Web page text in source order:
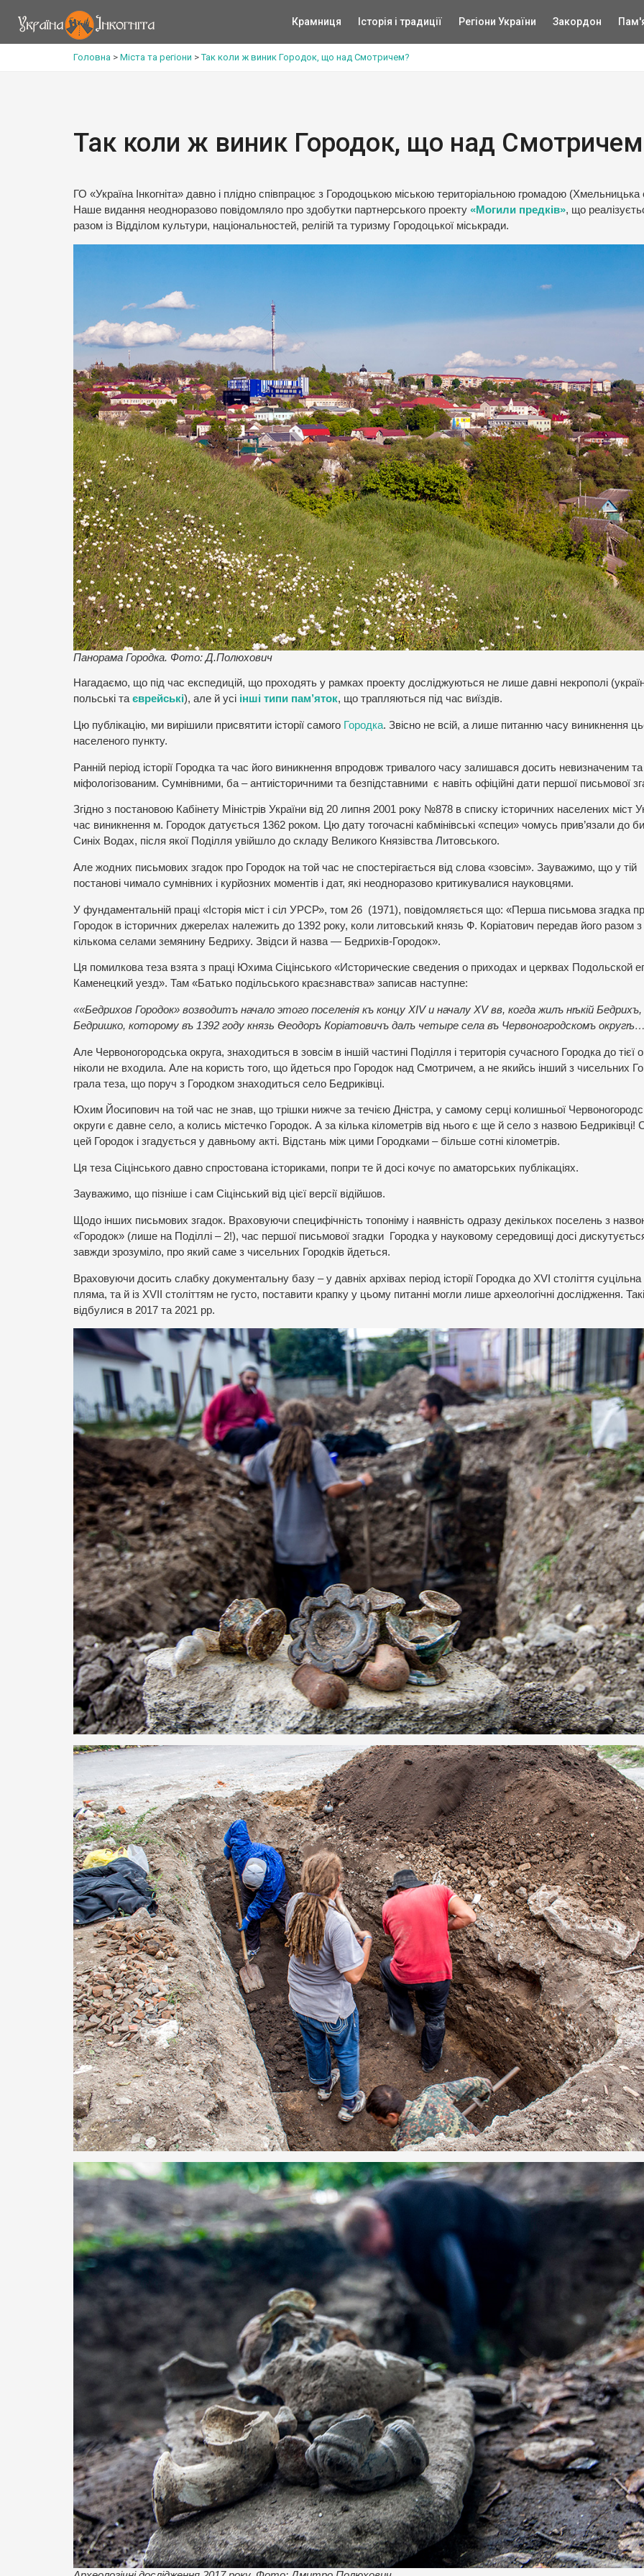
Крамниця Історія і традиції Регіони України Закордон
Головна > Міста та регіони >Так коли ж виник Городок, що над Смотричем?
Так коли ж виник Городок, що над
ГО «Україна Інкогніта» давно і плідно співпрацює з Городоцькою міською територіальною громадою (Хмельницька
Наше видання неодноразово повідомляло про здобутки партнерського проекту «Могили предків», що
разом із Відділом культури, національностей, релігій та туризму Городоцької міськради.
Панорама Городка. Фото: Д.Полюхович
Нагадаємо, що під час експедицій, що проходять у рамках проекту досліджуються не лише давні некрополі
польські таєврейські), але й усі інші типи пам’яток, що трапляються під час виїздів.
Цю публікацію, ми вирішили присвятити історії самого Городка. Звісно не всій, а лише питанню часу виникнення
населеного пункту.
Ранній період історії Городка та час його виникнення впродовж тривалого часу залишався досить невизначеним та
міфологізованим. Сумнівними, ба – антиісторичними та безпідставними є навіть офіційні дати першої письмової
Згідно з постановою Кабінету Міністрів України від 20 липня 2001 року №878 в списку історичних населених міст
час виникнення м. Городок датується 1362 роком. Цю дату тогочасні кабмінівські «специ» чомусь прив’язали до
Синіх Водах, після якої Поділля увійшло до складу Великого Князівства Литовського.
Але жодних письмових згадок про Городок на той час не спостерігається від слова «зовсім». Зауважимо, що у тій
постанові чимало сумнівних і курйозних моментів і дат, які неодноразово критикувалися науковцями.
У фундаментальній праці «Історія міст і сіл УРСР», том 26 (1971), повідомляється що: «Перша письмова згадка
Городок в історичних джерелах належить до 1392 року, коли литовський князь Ф. Коріатович передав його разом з
кількома селами земянину Бедриху. Звідси й назва — Бедрихів-Городок».
Ця помилкова теза взята з праці Юхима Сіцінського «Исторические сведения о приходах и церквах Подольской
Каменецкий уезд». Там «Батько подільського краєзнавства» записав наступне:
««Бедрихов Городок» возводитъ начало этого поселенія къ концу XIV и началу XV вв, когда жилъ нѣкій Бедрихъ,
Бедришко, которому въ 1392 году князь Ѳеодоръ Коріатовичъ далъ четыре села въ Червоногродскомъ
Але Червоногородська округа, знаходиться в зовсім в іншій частині Поділля і територія сучасного Городка до тієї
ніколи не входила. Але на користь того, що йдеться про Городок над Смотричем, а не якийсь інший з чисельних
грала теза, що поруч з Городком знаходиться село Бедриківці.
Юхим Йосипович на той час не знав, що трішки нижче за течією Дністра, у самому серці колишньої
округи є давне село, а колись містечко Городок. А за кілька кілометрів від нього є ще й село з назвою Бедриківці!
цей Городок і згадується у давньому акті. Відстань між цими Городками – більше сотні кілометрів.
Ця теза Сіцінського давно спростована істориками, попри те й досі кочує по аматорських публікаціях.
Зауважимо, що пізніше і сам Сіцінський від цієї версії відійшов.
Щодо інших письмових згадок. Враховуючи специфічність топоніму і наявність одразу декількох поселень з
«Городок» (лише на Поділлі – 2!), час першої письмової згадки Городка у науковому середовищі досі
завжди зрозуміло, про який саме з чисельних Городків йдеться.
Враховуючи досить слабку документальну базу – у давніх архівах період історії Городка до XVІ століття суцільна
пляма, та й із XVІІ століттям не густо, поставити крапку у цьому питанні могли лише археологічні дослідження. Такі
відбулися в 2017 та 2021 рр.